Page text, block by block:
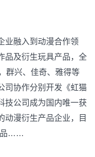
融入到动漫合作领
品及衍生玩具产品，全
群兴、佳奇、雅得等
司协作分别开发《虹猫
技公司成为国内唯一获
动漫衍生产品企业，目
品……